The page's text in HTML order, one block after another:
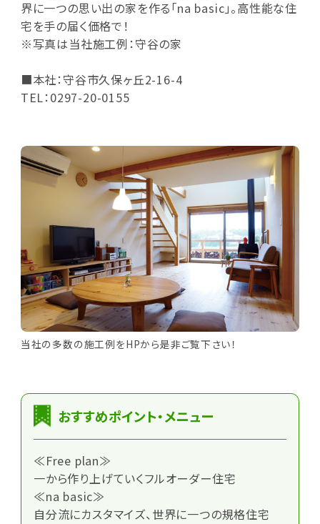
界に一つの思い出の家を作る「na basic」。高性能な住
宅を手の届く価格で！
※写真は当社施工例：守谷の家
■本社：守谷市久保ヶ丘2-16-4
TEL：0297-20-0155
当社の多数の施工例をHPから是非ご覧下さい！
おすすめポイント・メニュー
≪Free plan≫
一から作り上げていくフルオーダー住宅
≪na basic≫
自分流にカスタマイズ、世界に一つの規格住宅